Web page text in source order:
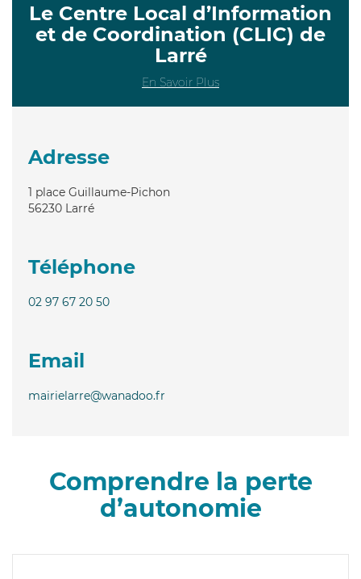
Le Centre Local d’Information
et de Coordination (CLIC) de
Larré
En Savoir Plus
Adresse
1 place Guillaume-Pichon
56230 Larré
Téléphone
02 97 67 20 50
Email
mairielarre@wanadoo.fr
Comprendre la perte
d’autonomie